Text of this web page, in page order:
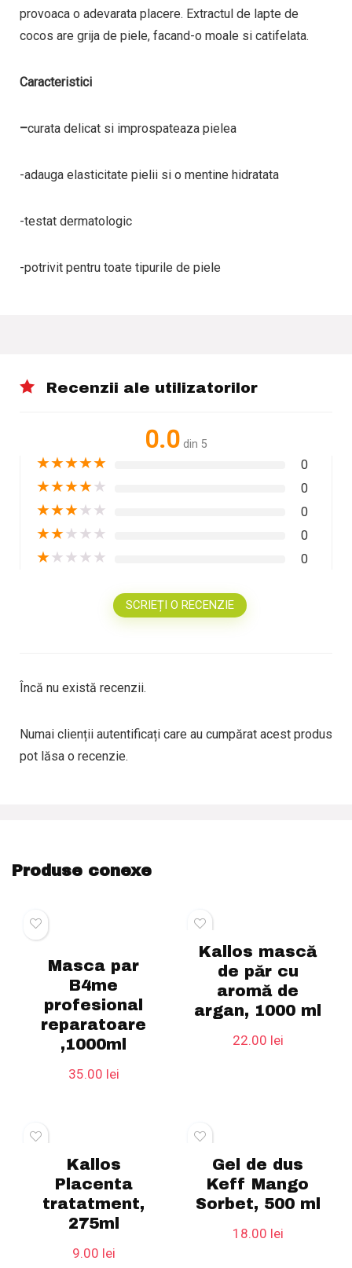
provoaca o adevarata placere. Extractul de lapte de
cocos are grija de piele, facand-o moale si catifelata.
Caracteristici
–curata delicat si improspateaza pielea
-adauga elasticitate pielii si o mentine hidratata
-testat dermatologic
-potrivit pentru toate tipurile de piele
Recenzii ale utilizatorilor
0.0 din 5
★★★★★ 0
★★★★★ 0
★★★★★ 0
★★★★★ 0
★★★★★ 0
SCRIEȚI O RECENZIE
Încă nu există recenzii.
Numai clienții autentificați care au cumpărat acest produs
pot lăsa o recenzie.
Produse conexe
Masca par
B4me
profesional
reparatoare
,1000ml
35.00 lei
Kallos mască
de păr cu
aromă de
argan, 1000 ml
22.00 lei
Kallos
Placenta
tratatment,
275ml
9.00 lei
Gel de dus
Keff Mango
Sorbet, 500 ml
18.00 lei